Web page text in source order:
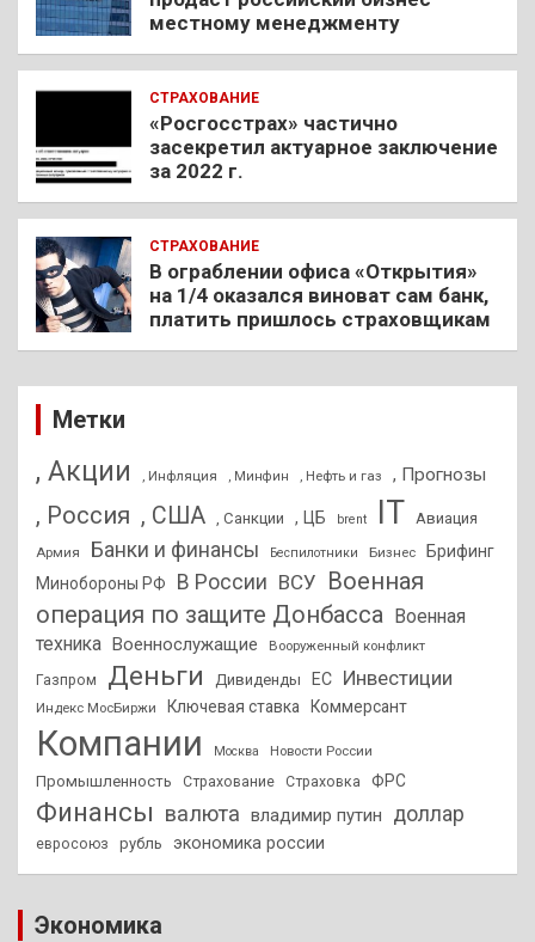
местному менеджменту
СТРАХОВАНИЕ
«Росгосстрах» частично
засекретил актуарное заключение
за 2022 г.
СТРАХОВАНИЕ
В ограблении офиса «Открытия»
на 1/4 оказался виноват сам банк,
платить пришлось страховщикам
Метки
, Акции , Инфляция , Минфин , Нефть и газ , Прогнозы
, Россия , США , Санкции , ЦБ brent IT Авиация
Армия Банки и финансы Беспилотники Бизнес
Брифинг
Минобороны РФ
В России ВСУ Военная
операция по защите Донбасса
Военная
техника
Военнослужащие Вооруженный конфликт
Газпром Деньги Дивиденды ЕС Инвестиции
Индекс МосБиржи Ключевая ставка Коммерсант
Компании Москва Новости России
Промышленность Страхование Страховка ФРС
Финансы валюта владимир путин доллар
евросоюз рубль экономика россии
Экономика